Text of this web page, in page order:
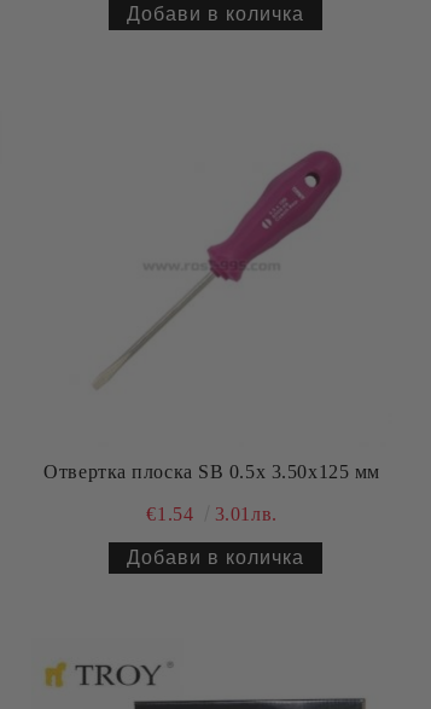
Отвертка плоска SB 0.5х 3.50х125 мм
€1.54 3.01лв.